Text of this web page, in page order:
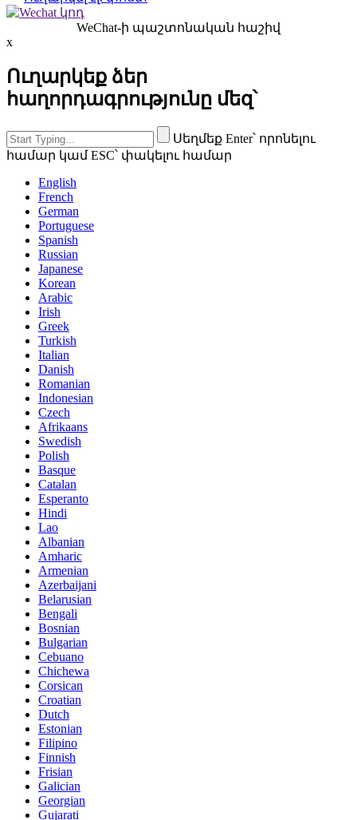
WeChat-ի պաշտոնական հաշիվ
x
Ուղարկեք ձեր
հաղորդագրությունը մեզ՝
Սեղմեք Enter՝ որոնելու
համար կամ ESC՝ փակելու համար
English
French
German
Portuguese
Spanish
Russian
Japanese
Korean
Arabic
Irish
Greek
Turkish
Italian
Danish
Romanian
Indonesian
Czech
Afrikaans
Swedish
Polish
Basque
Catalan
Esperanto
Hindi
Lao
Albanian
Amharic
Armenian
Azerbaijani
Belarusian
Bengali
Bosnian
Bulgarian
Cebuano
Chichewa
Corsican
Croatian
Dutch
Estonian
Filipino
Finnish
Frisian
Galician
Georgian
Gujarati